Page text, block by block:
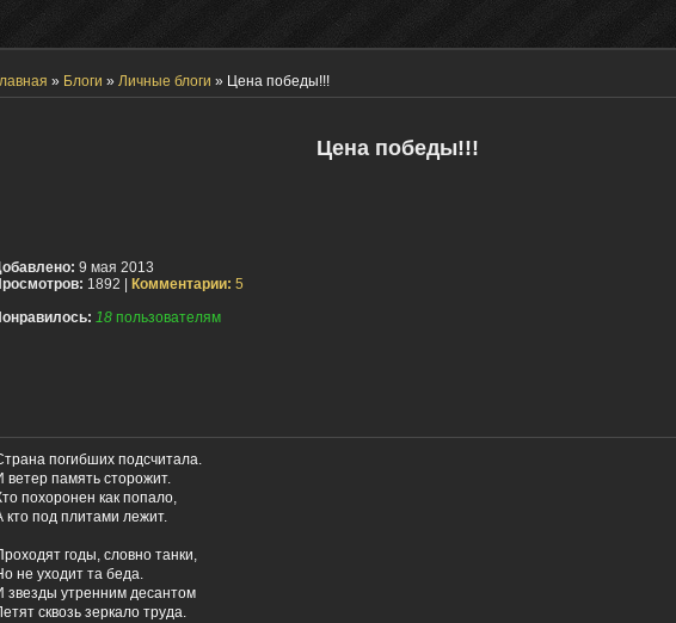
» Блоги » Личные блоги » Цена победы!!!
Цена победы!!!
9 мая 2013
1892 | Комментарии: 5
18 пользователям
погибших подсчитала.
ветер память сторожит.
похоронен как попало,
кто под плитами лежит.
годы, словно танки,
не уходит та беда.
звезды утренним десантом
сквозь зеркало труда.